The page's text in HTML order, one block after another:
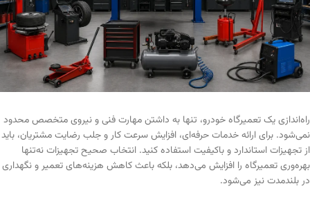
راه‌اندازی یک تعمیرگاه خودرو، تنها به داشتن مهارت فنی و نیروی متخصص محدود
نمی‌شود. برای ارائه خدمات حرفه‌ای، افزایش سرعت کار و جلب رضایت مشتریان، باید
از تجهیزات استاندارد و باکیفیت استفاده کنید. انتخاب صحیح تجهیزات نه‌تنها
بهره‌وری تعمیرگاه را افزایش می‌دهد، بلکه باعث کاهش هزینه‌های تعمیر و نگهداری
در بلندمدت نیز می‌شود.